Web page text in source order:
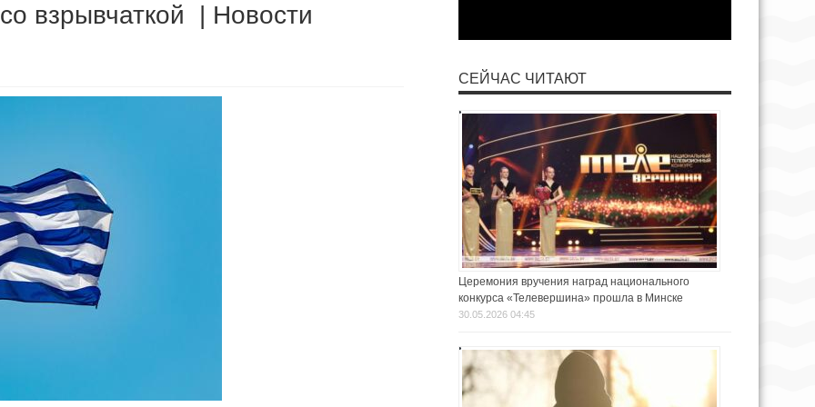
взрывчаткой | Новости
СЕЙЧАС ЧИТАЮТ
Церемония вручения наград национального
конкурса «Телевершина» прошла в Минске
30.05.2026 04:45